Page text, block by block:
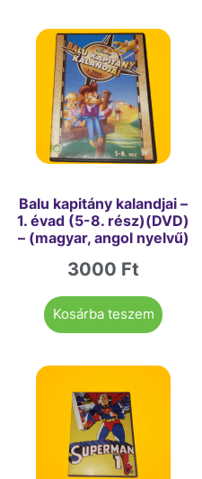
Balu kapitány kalandjai –
1. évad (5-8. rész)(DVD)
– (magyar, angol nyelvű)
3000 Ft
Kosárba teszem